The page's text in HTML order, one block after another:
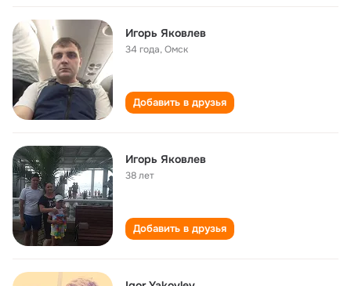
Игорь Яковлев
34 года,Омск
Добавить в друзья
Игорь Яковлев
38 лет
Добавить в друзья